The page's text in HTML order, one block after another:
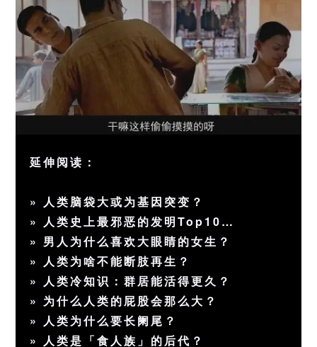
延伸阅读：
» 人类脑袋大或为基因突变？
» 人类史上最邪恶的发明Top10…
» 男人为什么喜欢大眼睛的女生？
» 人类为啥不能断肢再生？
» 人类冷知识：群居能活得更久？
» 为什么人类的屁股会那么大？
» 人类为什么要长阑尾？
» 人类是「食人族」的后代？